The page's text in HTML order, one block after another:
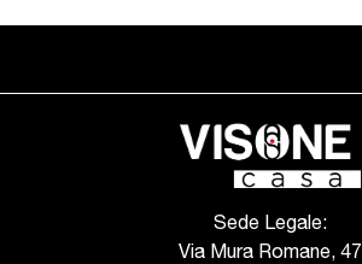
Sede Legale:
Via Mura Romane, 47